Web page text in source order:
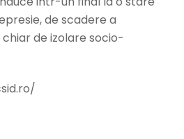
de scadere a
de izolare socio-